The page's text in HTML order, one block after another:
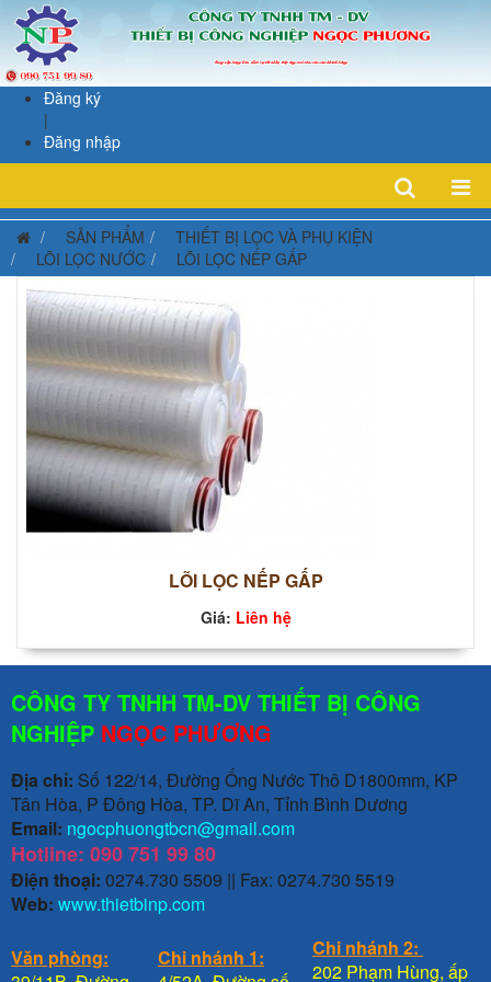
Đăng ký
|
Đăng nhập
SẢN PHẨM
THIẾT BỊ LỌC VÀ PHỤ KIỆN
LÕI LỌC NƯỚC
LÕI LỌC NẾP GẤP
LÕI LỌC NẾP GẤP
Giá: Liên hệ
CÔNG TY TNHH TM-DV THIẾT BỊ CÔNG
NGHIỆP NGỌC PHƯƠNG
Địa chỉ: Số 122/14, Đường Ống Nước Thô D1800mm, KP
Tân Hòa, P Đông Hòa, TP. Dĩ An, Tỉnh Bình Dương
Email: ngocphuongtbcn@gmail.com
Hotline: 090 751 99 80
Điện thoại: 0274.730 5509 || Fax: 0274.730 5519
Web: www.thietbinp.com
Văn phòng:
Chi nhánh 1:
Chi nhánh 2:
202 Phạm Hùng, ấp